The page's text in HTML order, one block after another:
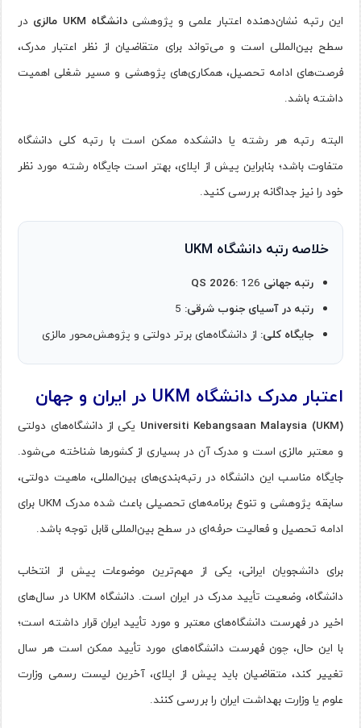
این رتبه نشان‌دهنده اعتبار علمی و پژوهشیدانشگاه UKM مالزی
در
سطح بین‌المللی است و می‌تواند برای متقاضیان از نظر اعتبار مدرک،
فرصت‌های ادامه تحصیل، همکاری‌های پژوهشی و مسیر شغلی اهمیت
داشته باشد.
البته رتبه هر رشته یا دانشکده ممکن است با رتبه کلی دانشگاه
متفاوت باشد؛ بنابراین پیش از اپلای، بهتر است جایگاه رشته مورد نظر
خود را نیز جداگانه بررسی کنید.
خلاصه رتبه دانشگاه UKM
رتبه جهانی QS 2026: 126
رتبه در آسیای جنوب شرقی:
جایگاه کلی: از دانشگاه‌های برتر دولتی و پژوهش‌محور مالزی
اعتبار مدرک دانشگاه UKM در ایران و جهان
Universiti Kebangsaan Malaysia (UKM) یکی از دانشگاه‌های دولتی
و معتبر مالزی است و مدرک آن در بسیاری از کشورها شناخته می‌شود.
جایگاه مناسب این دانشگاه در رتبه‌بندی‌های بین‌المللی، ماهیت دولتی،
سابقه پژوهشی و تنوع برنامه‌های تحصیلی باعث شده مدرک UKM برای
ادامه تحصیل و فعالیت حرفه‌ای در سطح بین‌المللی قابل توجه باشد.
برای دانشجویان ایرانی، یکی از مهم‌ترین موضوعات پیش از انتخاب
دانشگاه، وضعیت تأیید مدرک در ایران است. دانشگاه UKM در سال‌های
اخیر در فهرست دانشگاه‌های معتبر و مورد تأیید ایران قرار داشته است؛
با این حال، چون فهرست دانشگاه‌های مورد تأیید ممکن است هر سال
تغییر کند، متقاضیان باید پیش از اپلای، آخرین لیست رسمی وزارت
علوم یا وزارت بهداشت ایران را بررسی کنند.